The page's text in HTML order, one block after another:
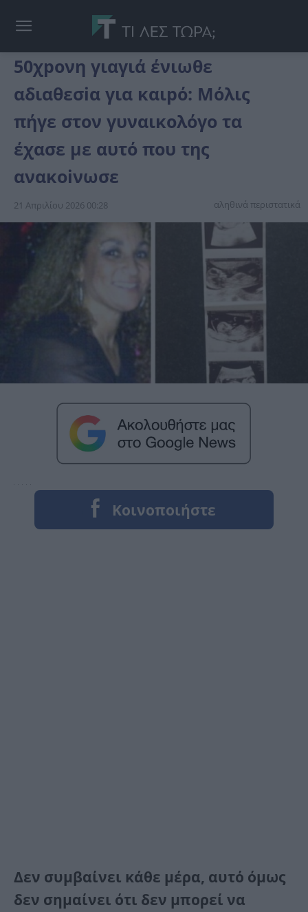
50χpονη γιαγιά ένιωθε
αδιαθεσiα για καιpό: Μόλις
πήγε στον γυναικολόγο τα
έχασε με αυτό που της
ανακοiνωσε
21 Απριλίου 2026 00:28 αληθινά περιστατικά
Δεν συμβαίνει κάθε μέρα, αυτό όμως
δεν σημαίνει ότι δεν μπορεί να